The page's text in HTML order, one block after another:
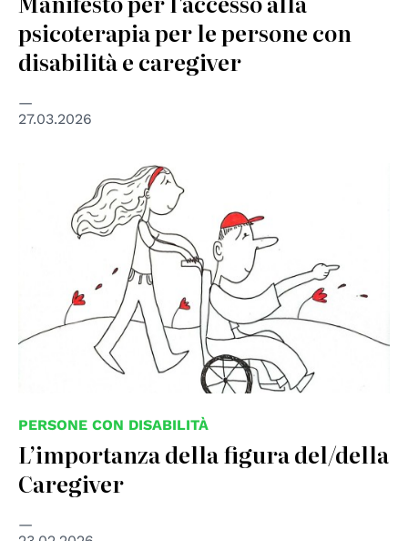
psicoterapia per le persone con
disabilità e caregiver
27.03.2026
© disegno di Greta Bombardieri, instagram
@grugretabombardieri
PERSONE CON DISABILITÀ
L’importanza della figura del/della
Caregiver